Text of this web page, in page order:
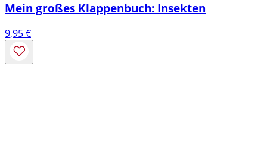
Mein großes Klappenbuch: Insekten
9,95€